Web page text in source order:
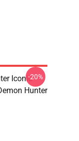
Iconic
Hunter
-20%